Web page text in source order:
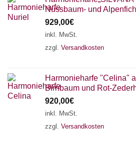
Nussbaum- und
929,00€
inkl. MwSt.
zzgl. Versandkosten
Harmonieharfe "Celina"
Birnbaum und Rot-
920,00€
inkl. MwSt.
zzgl. Versandkosten